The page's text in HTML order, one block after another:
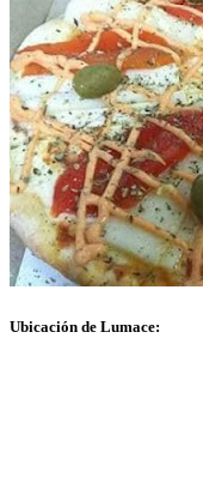
Ubicación de Lumace: